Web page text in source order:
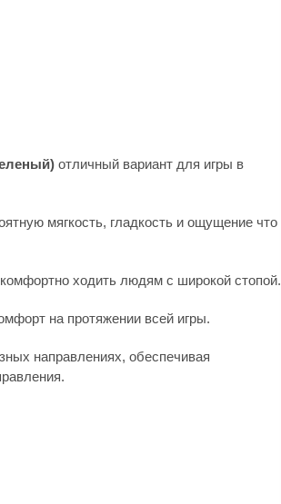
отличный вариант для игры в
мягкость, гладкость и ощущение что
ходить людям с широкой стопой.
на протяжении всей игры.
направлениях, обеспечивая